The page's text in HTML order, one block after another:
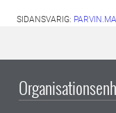
SIDANSVARIG: